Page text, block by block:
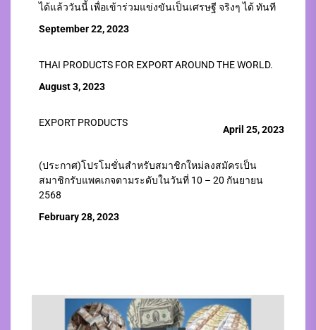
ได้แล้ววันนี้ เพื่อเข้าร่วมแข่งขันเป็นเศรษฐี จริงๆ ได้ ทันที
September 22, 2023
THAI PRODUCTS FOR EXPORT AROUND THE WORLD.
August 3, 2023
EXPORT PRODUCTS
April 25, 2023
(ประกาศ)โปรโมชั่นสำหรับสมาชิกใหม่ลงสมัครเป็น
สมาชิกรับแพคเกจตามระดับในวันที่ 10 – 20 กันยายน
2568
February 28, 2023